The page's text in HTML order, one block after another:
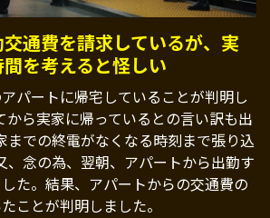
通費を請求しているが、実
を考えると怪しい
パートに帰宅していることが判明し
から実家に帰っているとの言い訳も出
までの終電がなくなる時刻まで張り込
、念の為、翌朝、アパートから出勤す
た。結果、アパートからの交通費の
ことが判明しました。